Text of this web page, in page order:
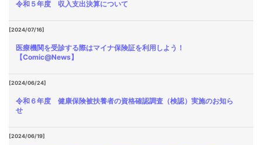
令和５年度 収入支出決算について
[2024/07/16]
医療機関を受診する際はマイナ保険証を利用しよう！
【Comic@News】
[2024/06/24]
令和６年度 健康保険被扶養者の資格確認調査（検認）実施のお知ら
せ
[2024/06/19]